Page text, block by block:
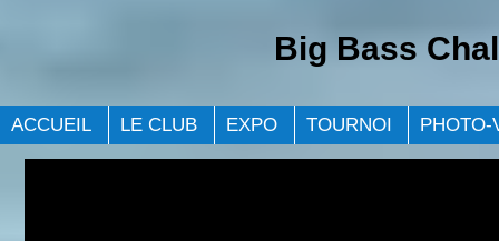
Big Bass
ACCUEIL LE CLUB EXPO TOURNOI PHOTO-